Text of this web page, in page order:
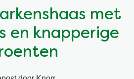
met
en knapperige